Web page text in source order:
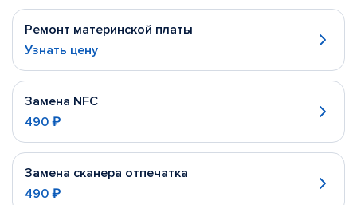
Ремонт материнской платы
Узнать цену
Замена NFC
490 ₽
Замена сканера отпечатка
490 ₽